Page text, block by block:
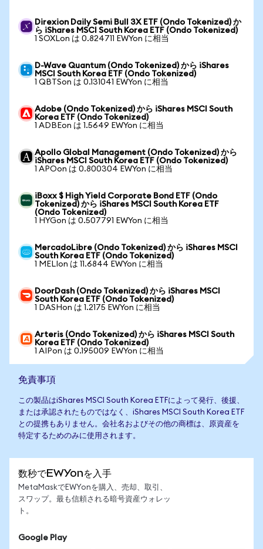
Direxion Daily Semi Bull 3X ETF (Ondo Tokenized) か
ら iShares MSCI South Korea ETF (Ondo Tokenized)
1 SOXLon は 0.824711 EWYon に相当
D-Wave Quantum (Ondo Tokenized) から iShares
MSCI South Korea ETF (Ondo Tokenized)
1 QBTSon は 0.131041 EWYon に相当
Adobe (Ondo Tokenized) から iShares MSCI South
Korea ETF (Ondo Tokenized)
1 ADBEon は 1.5649 EWYon に相当
Apollo Global Management (Ondo Tokenized) から
iShares MSCI South Korea ETF (Ondo Tokenized)
1 APOon は 0.800304 EWYon に相当
iBoxx $ High Yield Corporate Bond ETF (Ondo
Tokenized) から iShares MSCI South Korea ETF
(Ondo Tokenized)
1 HYGon は 0.507791 EWYon に相当
MercadoLibre (Ondo Tokenized) から iShares MSCI
South Korea ETF (Ondo Tokenized)
1 MELIon は 11.6844 EWYon に相当
DoorDash (Ondo Tokenized) から iShares MSCI
South Korea ETF (Ondo Tokenized)
1 DASHon は 1.2175 EWYon に相当
Arteris (Ondo Tokenized) から iShares MSCI South
Korea ETF (Ondo Tokenized)
1 AIPon は 0.195009 EWYon に相当
免責事項
この製品はiShares MSCI South Korea ETFによって発行、後援、
または承認されたものではなく、iShares MSCI South Korea ETF
との提携もありません。会社名およびその他の商標は、原資産を
特定するためのみに使用されます。
数秒でEWYonを入手
MetaMaskでEWYonを購入、売却、取引、
スワップ。最も信頼される暗号資産ウォレッ
ト。
Google Play